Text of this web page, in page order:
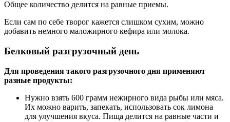
Общее количество делится на равные приемы.
Если сам по себе творог кажется слишком сухим, можно
добавить немного маложирного кефира или молока.
Белковый разгрузочный день
Для проведения такого разгрузочного дня применяют
разные продукты:
Нужно взять 600 грамм нежирного вида рыбы или мяса.
Их можно варить, запекать, использовать сок лимона
для улучшения вкуса. Пища делится на равные части и